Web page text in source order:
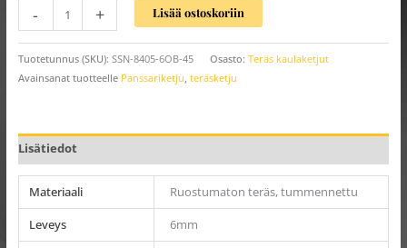
- + Lisää ostoskoriin
Tuotetunnus (SKU): SSN-8405-6OB-45 Osasto: Teräs kaulaketjut
Avainsanat tuotteelle Panssariketju teräsketju
Lisätiedot
Materiaali
Ruostumaton teräs, tummennettu
Leveys
6mm